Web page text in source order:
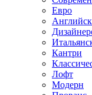
Евро
Кантри
Лофт
Модерн